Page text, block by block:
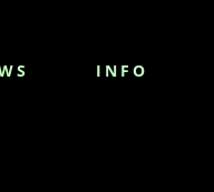
INFO